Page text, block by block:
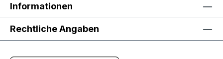
Informationen
Rechtliche Angaben